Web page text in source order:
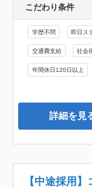
こだわり条件
学歴不問 即日ス
交通費支給 社会
年間休日120日以上
詳細を見
【中途採用